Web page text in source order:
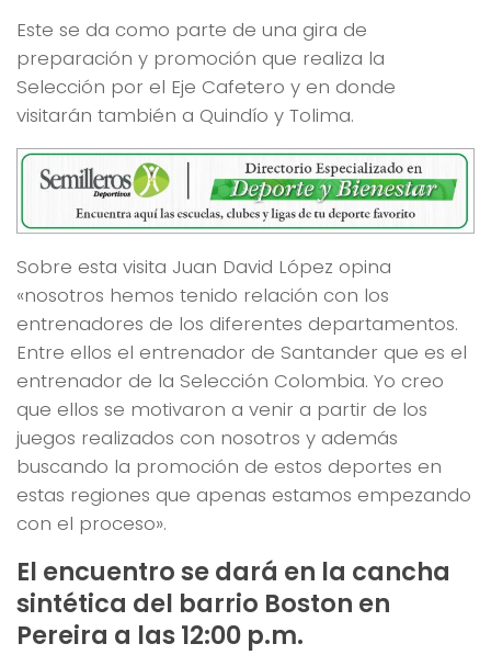
Este se da como parte de una gira de
preparación y promoción que realiza la
Selección por el Eje Cafetero y en donde
visitarán también a Quindío y Tolima.
Sobre esta visita Juan David López opina
«nosotros hemos tenido relación con los
entrenadores de los diferentes departamentos.
Entre ellos el entrenador de Santander que es el
entrenador de la Selección Colombia. Yo creo
que ellos se motivaron a venir a partir de los
juegos realizados con nosotros y además
buscando la promoción de estos deportes en
estas regiones que apenas estamos empezando
con el proceso».
El encuentro se dará en la cancha
sintética del barrio Boston en
Pereira a las 12:00 p.m.